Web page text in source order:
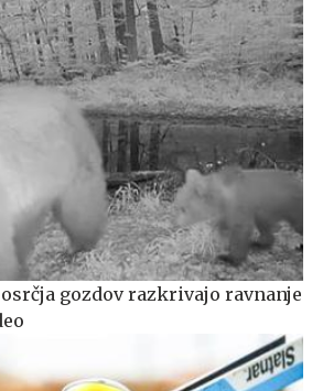
gozdov razkrivajo ravnanje